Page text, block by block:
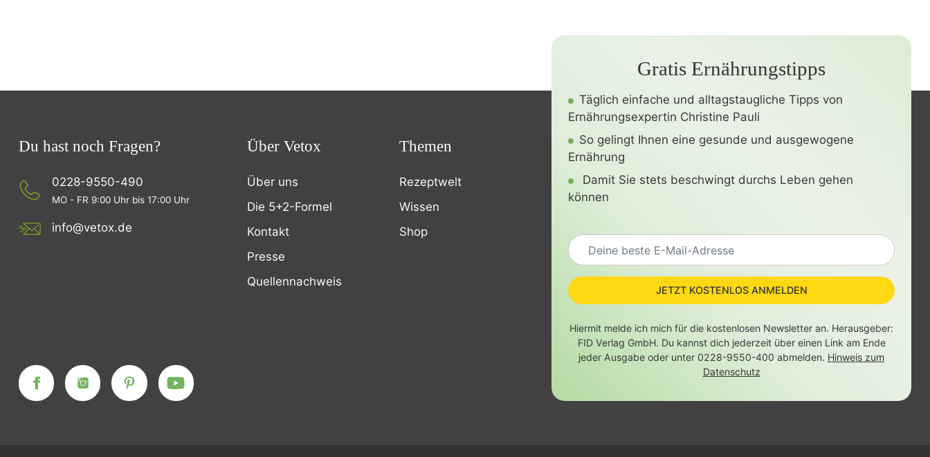
Du hast noch Fragen?
0228-9550-490
MO - FR 9:00 Uhr bis 17:00 Uhr
info@vetox.de
Über Vetox
Über uns
Die 5+2-Formel
Kontakt
Presse
Quellennachweis
Themen
Rezeptwelt
Wissen
Shop
Gratis Ernährungstipps
Täglich einfache und alltagstaugliche Tipps von
Ernährungsexpertin Christine Pauli
So gelingt Ihnen eine gesunde und ausgewogene
Ernährung
Damit Sie stets beschwingt durchs Leben gehen
können
JETZT KOSTENLOS ANMELDEN
Hiermit melde ich mich für die kostenlosen Newsletter an. Herausgeber:
FID Verlag GmbH. Du kannst dich jederzeit über einen Link am Ende
jeder Ausgabe oder unter 0228-9550-400 abmelden. Hinweis zum
Datenschutz